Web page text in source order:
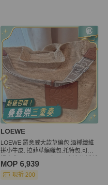
LOEWE
LOEWE 羅意威大款草編包.酒椰纖維
拼小牛皮. 拉菲草編織包.托特包.可手
MOP 6,939
現折 200